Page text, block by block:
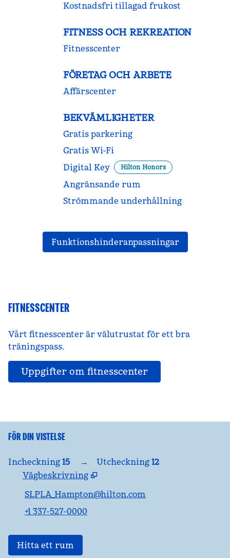
Kostnadsfri tillagad frukost
FITNESS OCH REKREATION
Fitnesscenter
FÖRETAG OCH ARBETE
Affärscenter
BEKVÄMLIGHETER
Gratis parkering
Gratis Wi-Fi
Digital Key
Hilton Honors
Angränsande rum
Strömmande underhållning
Funktionshinderanpassningar
FITNESSCENTER
Vårt fitnesscenter är välutrustat för ett bra
träningspass.
Uppgifter om fitnesscenter
FÖR DIN VISTELSE
Incheckning 15 → Utcheckning 12
Vägbeskrivning
Öppnar ny flik
SLPLA_Hampton@hilton.com
+1 337-527-0000
Hitta ett rum